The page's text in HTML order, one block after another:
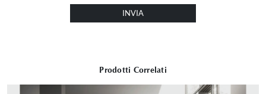
Prodotti Correlati
INVIA